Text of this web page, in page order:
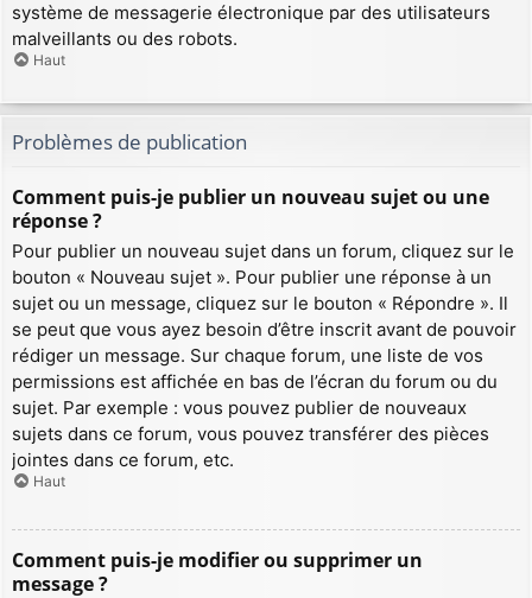
système de messagerie électronique par des utilisateurs
malveillants ou des robots.
Haut
Problèmes de publication
Comment puis-je publier un nouveau sujet ou une
réponse ?
Pour publier un nouveau sujet dans un forum, cliquez sur le
bouton « Nouveau sujet ». Pour publier une réponse à un
sujet ou un message, cliquez sur le bouton « Répondre ». Il
se peut que vous ayez besoin d’être inscrit avant de pouvoir
rédiger un message. Sur chaque forum, une liste de vos
permissions est affichée en bas de l’écran du forum ou du
sujet. Par exemple : vous pouvez publier de nouveaux
sujets dans ce forum, vous pouvez transférer des pièces
jointes dans ce forum, etc.
Haut
Comment puis-je modifier ou supprimer un
message ?